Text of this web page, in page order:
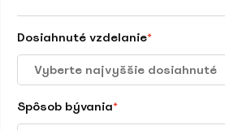
Dosiahnuté vzdelanie*
Spôsob bývania*